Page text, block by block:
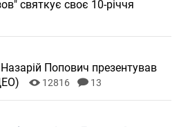
святкує своє 10-річчя
Попович презентував
12816 13